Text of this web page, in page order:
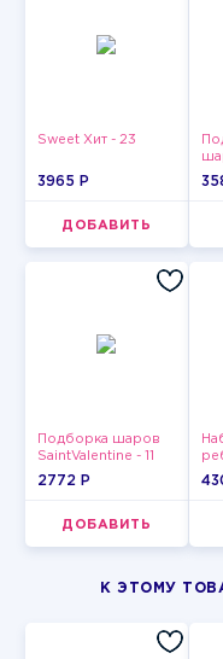
Sweet Хит - 23
3965 P
ДОБАВИТЬ
Подборка шаров
SaintValentine - 11
2772 P
ДОБАВИТЬ
К ЭТОМУ